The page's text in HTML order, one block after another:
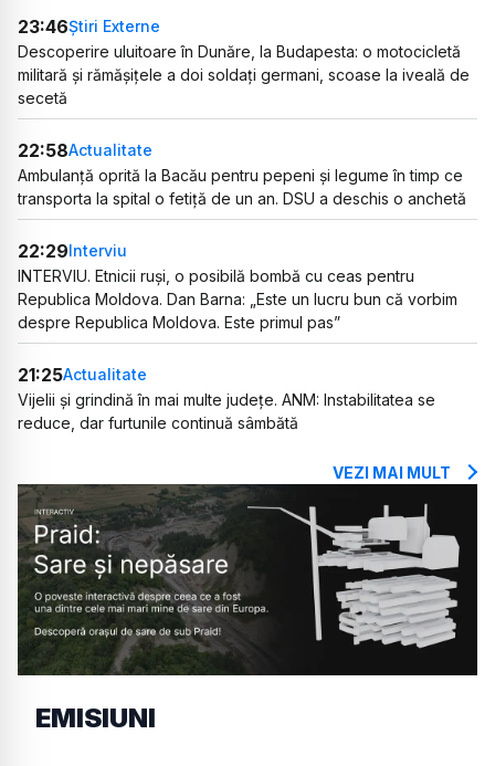
23:46Știri Externe
Descoperire uluitoare în Dunăre, la Budapesta: o motocicletă
militară și rămășițele a doi soldați germani, scoase la iveală de
secetă
22:58Actualitate
Ambulanță oprită la Bacău pentru pepeni și legume în timp ce
transporta la spital o fetiță de un an. DSU a deschis o anchetă
22:29Interviu
INTERVIU. Etnicii ruși, o posibilă bombă cu ceas pentru
Republica Moldova. Dan Barna: „Este un lucru bun că vorbim
despre Republica Moldova. Este primul pas”
21:25Actualitate
Vijelii și grindină în mai multe județe. ANM: Instabilitatea se
reduce, dar furtunile continuă sâmbătă
VEZI MAI MULT
EMISIUNI